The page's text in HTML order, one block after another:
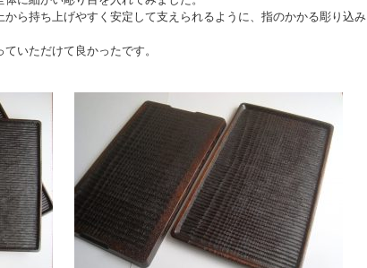
ら持ち上げやすく安定して支えられるように、指のかかる彫り込み
いただけて良かったです。